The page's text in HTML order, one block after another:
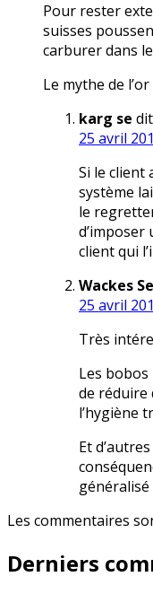
Pour rester
suisses
carburer dans
Le mythe de
karg se
25 avril
Si le client
système
le
d’imposer
client qui
Wackes
25 avril
Très
Les
de réduire
l’hygiène
Et
généralisé
Les commentaires
Derniers